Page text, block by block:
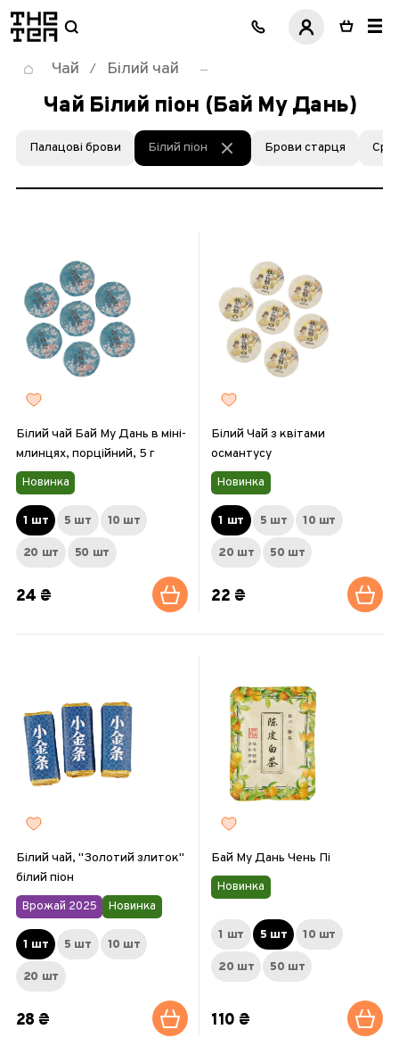
логотип
Чай / Білий чай
Чай Білий піон (Бай Му Дань)
Палацові брови Білий піон Брови старця
Білий чай Бай Му Дань в міні-
млинцях, порційний, 5 г
Новинка
1 шт 5 шт 10 шт
20 шт 50 шт
24 ₴
Білий Чай з квітами
османтусу
Новинка
1 шт 5 шт 10 шт
20 шт 50 шт
22 ₴
Білий чай, "Золотий злиток"
білий піон
Врожай 2025
Новинка
1 шт 5 шт 10 шт
20 шт
28 ₴
Бай Му Дань Чень Пі
Новинка
1 шт 5 шт 10 шт
20 шт 50 шт
110 ₴